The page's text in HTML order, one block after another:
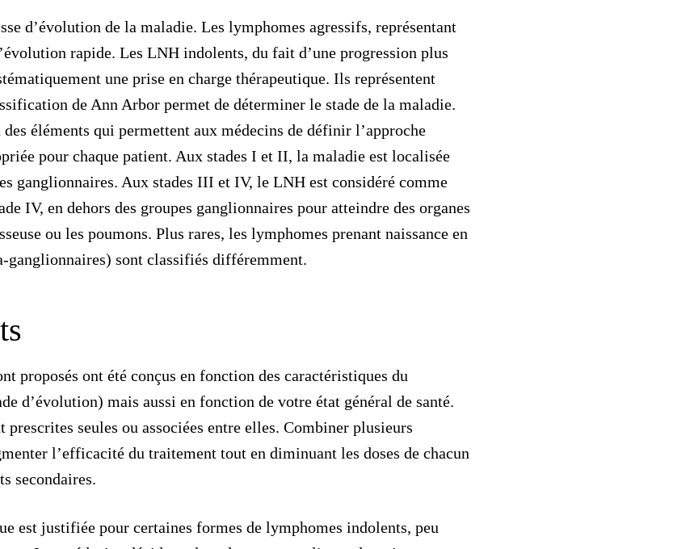
d’évolution de la maladie. Les lymphomes agressifs, représentant
rapide. Les LNH indolents, du fait d’une progression plus
une prise en charge thérapeutique. Ils représentent
de Ann Arborpermet de déterminer le stade de la maladie.
éléments qui permettent aux médecins de définir l’approche
pour chaque patient. Aux stades I et II, la maladie est localisée
ganglionnaires. Aux stades III et IV, le LNH est considéré comme
IV, en dehors des groupes ganglionnaires pour atteindre des organes
ou les poumons. Plus rares, les lymphomes prenant naissance en
ganglionnaires) sont classifiés différemment.
proposés ont été conçus en fonction des caractéristiques du
d’évolution) mais aussi en fonction de votre état général de santé.
seules ou associées entre elles. Combiner plusieurs
l’efficacité du traitement tout en diminuant les doses de chacun
secondaires.
est justifiée pour certaines formes de lymphomes indolents, peu